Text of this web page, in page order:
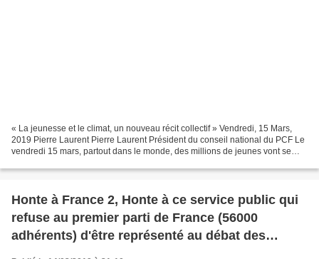
« La jeunesse et le climat, un nouveau récit collectif » Vendredi, 15 Mars,
2019 Pierre Laurent Pierre Laurent Président du conseil national du PCF Le
vendredi 15 mars, partout dans le monde, des millions de jeunes vont se
Honte à France 2, Honte à ce service public qui
refuse au premier parti de France (56000
adhérents) d'être représenté au débat des
euopéennes: André Chassaigne dénonce et